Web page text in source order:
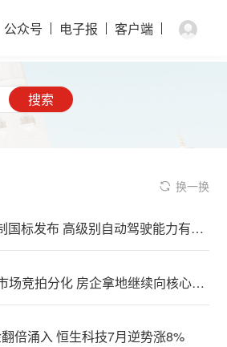
公众号 电子报 客户端
搜索
换一换
L3/L4强制国标发布 高级别自动驾驶能力有望看齐“老司机”
7月土地市场竞拍分化 房企拿地继续向核心城市聚集
倍涌入 恒生科技7月逆势涨8%